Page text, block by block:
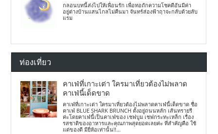
กลอนบทนี้ส่งไปให้เพื่อนรัก เพื่อทอถักความโชคดีอันมีค่า
อยู่ต่างบ้านแสนไกลไม่คืนมา จันทร์ส่องฟ้าฤาจะกลับด้วยลับ
แรม
ท่องเที่ยว
คาเฟ่ที่เกาะเต่า ใครมาเที่ยวต้องไม่พลาด
คาเฟ่นี้เด็ดขาด
คาเฟ่ที่เกาะเต่า ใครมาเที่ยวต้องไม่พลาดคาเฟ่นี้เด็ดขาด ชื่อ
คาเฟ่ BLUE SHARK BRUNCH ตั้งอยู่ถนนหลัก เส้นทรายรี
ค่ะโดยคาเฟ่นี้เป็นคาเฟ่ของ เชฟบูม เชฟกระทะเหล็ก เรื่อง
รสชาติของอาหารและคุณภาพสุดยอดเลยค่ะ ที่สำคัญคือ ใช้
แต่ของดี มียี่ห้อเท่านั้น!!...